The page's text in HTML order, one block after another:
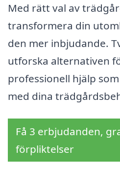
Med rätt val av
transformera din
den mer inbjudande.
utforska alternativen
professionell hjälp
med dina
Få 3 erbjudanden,
förpliktelser